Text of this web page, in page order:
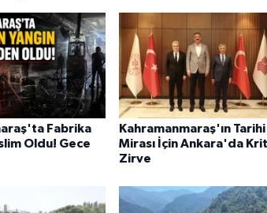
Fabrika
Oldu! Gece
Kahramanmaraş'ın Tarihi
Mirası İçin Ankara'da
Zirve